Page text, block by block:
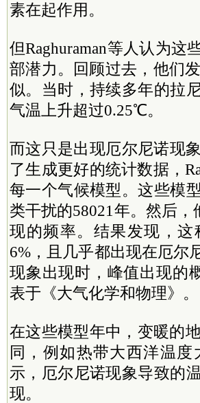
素在起作用。
但Raghuraman等人认为
部潜力。回顾过去，他们
似。当时，持续多年的拉
气温上升超过0.25℃。
而这只是出现厄尔尼诺现
了生成更好的统计数据，
每一个气候模型。这些模
类干扰的58021年。然后
现的频率。结果发现，
6%，且几乎都出现在厄尔
现象出现时，峰值出现的
表于《大气化学和物理》。
在这些模型年中，变暖的
同，例如热带大西洋温度
示，厄尔尼诺现象导致的
现。